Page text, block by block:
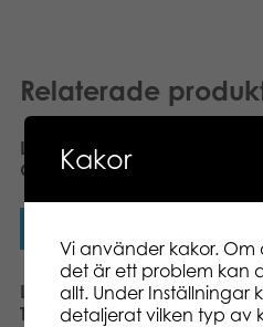
Relaterade
Lumo Stars Velvet Owl
Oscar plush
Lumo Stars Velvet Bear
Teddy plush
Kakor
Vi använder kakor.
det är ett problem kan
allt. Under Inställningar
detaljerat vilken typ av